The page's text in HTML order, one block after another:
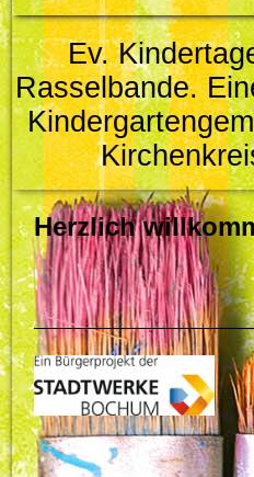
Ev.
Rasselbande.
Herzlich